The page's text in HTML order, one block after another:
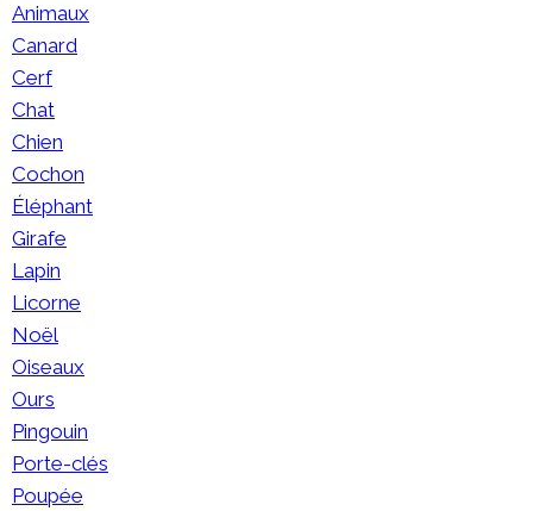
Animaux
Canard
Cerf
Chat
Chien
Cochon
Éléphant
Girafe
Lapin
Licorne
Noël
Oiseaux
Ours
Pingouin
Porte-clés
Poupée